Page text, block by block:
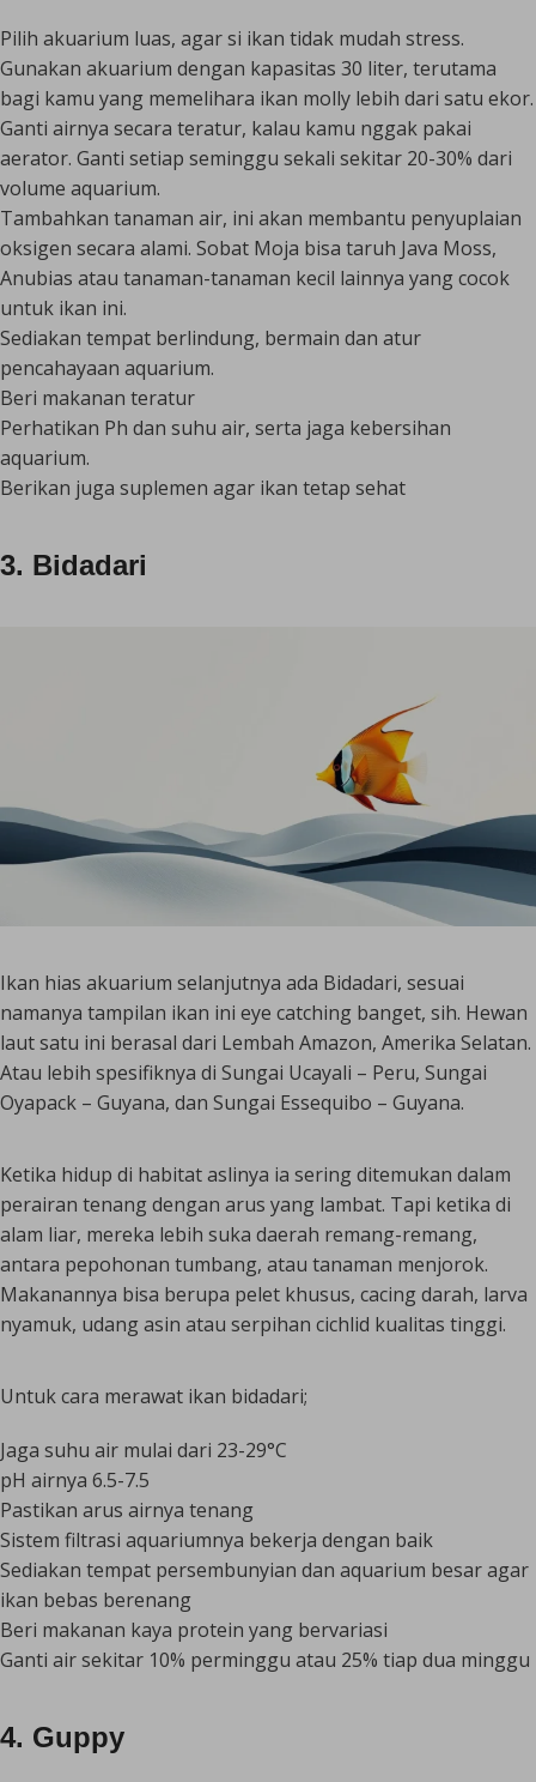
Pilih akuarium luas, agar si ikan tidak mudah stress.
Gunakan akuarium dengan kapasitas 30 liter, terutama
bagi kamu yang memelihara ikan molly lebih dari satu ekor.
Ganti airnya secara teratur, kalau kamu nggak pakai
aerator. Ganti setiap seminggu sekali sekitar 20-30% dari
volume aquarium.
Tambahkan tanaman air, ini akan membantu penyuplaian
oksigen secara alami. Sobat Moja bisa taruh Java Moss,
Anubias atau tanaman-tanaman kecil lainnya yang cocok
untuk ikan ini.
Sediakan tempat berlindung, bermain dan atur
pencahayaan aquarium.
Beri makanan teratur
Perhatikan Ph dan suhu air, serta jaga kebersihan
aquarium.
Berikan juga suplemen agar ikan tetap sehat
3. Bidadari
Ikan hias akuarium selanjutnya ada Bidadari, sesuai
namanya tampilan ikan ini eye catching banget, sih. Hewan
laut satu ini berasal dari Lembah Amazon, Amerika Selatan.
Atau lebih spesifiknya di Sungai Ucayali – Peru, Sungai
Oyapack – Guyana, dan Sungai Essequibo – Guyana.
Ketika hidup di habitat aslinya ia sering ditemukan dalam
perairan tenang dengan arus yang lambat. Tapi ketika di
alam liar, mereka lebih suka daerah remang-remang,
antara pepohonan tumbang, atau tanaman menjorok.
Makanannya bisa berupa pelet khusus, cacing darah, larva
nyamuk, udang asin atau serpihan cichlid kualitas tinggi.
Untuk cara merawat ikan bidadari;
Jaga suhu air mulai dari 23-29°C
pH airnya 6.5-7.5
Pastikan arus airnya tenang
Sistem filtrasi aquariumnya bekerja dengan baik
Sediakan tempat persembunyian dan aquarium besar agar
ikan bebas berenang
Beri makanan kaya protein yang bervariasi
Ganti air sekitar 10% perminggu atau 25% tiap dua minggu
4. Guppy